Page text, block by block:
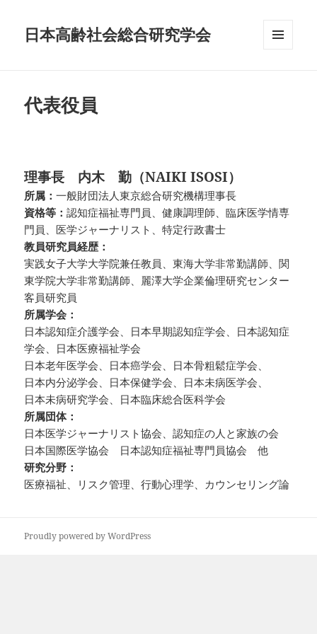
日本高齢社会総合研究学会
代表役員
理事長 内木 勤（NAIKI ISOSI）
所属：一般財団法人東京総合研究機構理事長
資格等：認知症福祉専門員、健康調理師、臨床医学情専
門員、医学ジャーナリスト、特定行政書士
教員研究員経歴：
実践女子大学大学院兼任教員、東海大学非常勤講師、関
東学院大学非常勤講師、麗澤大学企業倫理研究センター
客員研究員
所属学会：
日本認知症介護学会、日本早期認知症学会、日本認知症
学会、日本医療福祉学会
日本老年医学会、日本癌学会、日本骨粗鬆症学会、
日本内分泌学会、日本保健学会、日本未病医学会、
日本未病研究学会、日本臨床総合医科学会
所属団体：
日本医学ジャーナリスト協会、認知症の人と家族の会
日本国際医学協会 日本認知症福祉専門員協会 他
研究分野：
医療福祉、リスク管理、行動心理学、カウンセリング論
Proudly powered by WordPress